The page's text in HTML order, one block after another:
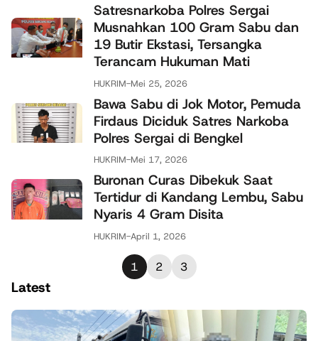
Satresnarkoba Polres Sergai
Musnahkan 100 Gram Sabu dan
19 Butir Ekstasi, Tersangka
Terancam Hukuman Mati
HUKRIM-Mei 25, 2026
Bawa Sabu di Jok Motor, Pemuda
Firdaus Diciduk Satres Narkoba
Polres Sergai di Bengkel
HUKRIM-Mei 17, 2026
Buronan Curas Dibekuk Saat
Tertidur di Kandang Lembu, Sabu
Nyaris 4 Gram Disita
HUKRIM-April 1, 2026
1 2 3
Latest